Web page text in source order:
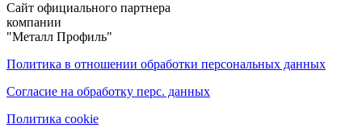
Сайт официального партнера
компании
"Металл Профиль"
Политика в отношении обработки персональных данных
Согласие на обработку перс. данных
Политика cookie